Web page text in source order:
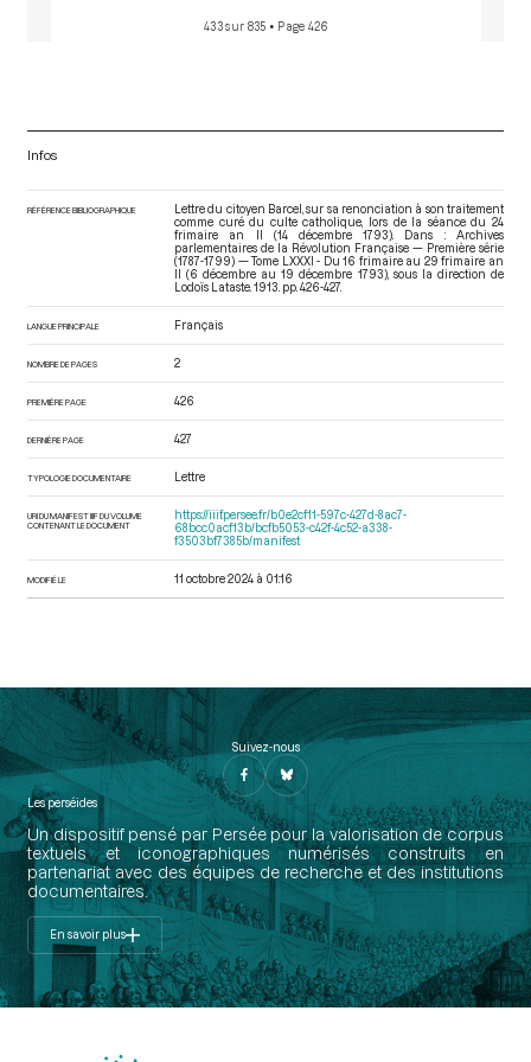
433 sur 835 • Page 426
Infos
RÉFÉRENCE BIBLIOGRAPHIQUE
Lettre du citoyen Barcel, sur sa renonciation à son traitement
comme curé du culte catholique, lors de la séance du 24
frimaire an II (14 décembre 1793). Dans : Archives
parlementaires de la Révolution Française — Première série
(1787-1799) — Tome LXXXI - Du 16 frimaire au 29 frimaire an
II (6 décembre au 19 décembre 1793), sous la direction de
Lodoïs Lataste. 1913. pp. 426-427.
LANGUE PRINCIPALE Français
NOMBRE DE PAGES 2
PREMIÈRE PAGE 426
DERNIÈRE PAGE 427
TYPOLOGIE DOCUMENTAIRE Lettre
URI DU MANIFEST IIIF DU VOLUME
CONTENANT LE DOCUMENT
https://iiif.persee.fr/b0e2cf11-597c-427d-8ac7-
68bcc0acf13b/bcfb5053-c42f-4c52-a338-
f3503bf7385b/manifest
MODIFIÉ LE 11 octobre 2024 à 01:16
Suivez-nous
Les perséides
Un dispositif pensé par Persée pour la valorisation de corpus
textuels et iconographiques numérisés construits en
partenariat avec des équipes de recherche et des institutions
documentaires.
En savoir plus